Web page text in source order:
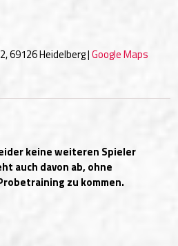
69126 Heidelberg |Google Maps
keine weiteren Spieler
auch davon ab, ohne
zu kommen.